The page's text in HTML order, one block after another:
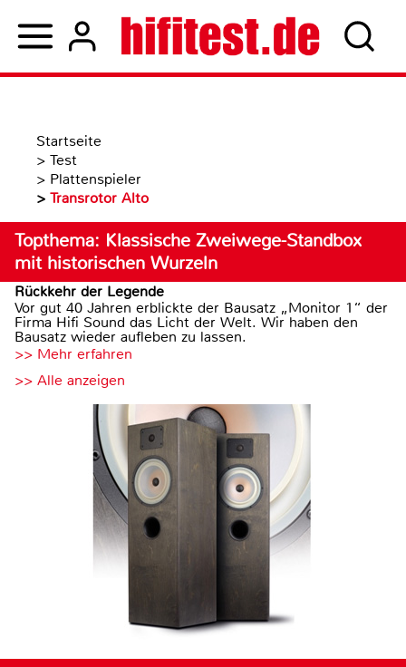
Startseite
> Test
> Plattenspieler
> Transrotor Alto
Topthema: Klassische Zweiwege-Standbox
mit historischen Wurzeln
Rückkehr der Legende
Vor gut 40 Jahren erblickte der Bausatz „Monitor 1“ der
Firma Hifi Sound das Licht der Welt. Wir haben den
Bausatz wieder aufleben zu lassen.
>> Mehr erfahren
>> Alle anzeigen